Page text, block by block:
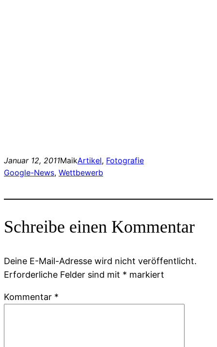
Januar 12, 2011MaikArtikel, Fotografie
Google-News, Wettbewerb
Schreibe einen Kommentar
Deine E-Mail-Adresse wird nicht veröffentlicht.
Erforderliche Felder sind mit * markiert
Kommentar *